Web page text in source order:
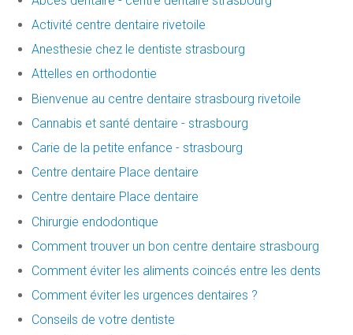
Activité centre dentaire rivetoile
Anesthesie chez le dentiste strasbourg
Attelles en orthodontie
Bienvenue au centre dentaire strasbourg rivetoile
Cannabis et santé dentaire - strasbourg
Carie de la petite enfance - strasbourg
Centre dentaire Place dentaire
Centre dentaire Place dentaire
Chirurgie endodontique
Comment trouver un bon centre dentaire strasbourg
Comment éviter les aliments coincés entre les dents
Comment éviter les urgences dentaires ?
Conseils de votre dentiste